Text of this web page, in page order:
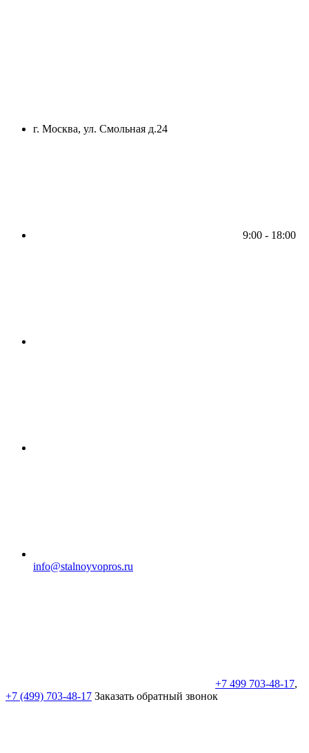
г. Москва, ул. Смольная д.24
9:00 - 18:00
info@stalnoyvopros.ru
+7 499 703-48-17,
+7 (499) 703-48-17 Заказать обратный звонок